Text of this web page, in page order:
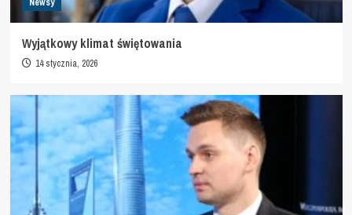
Wyjątkowy klimat świętowania
14 stycznia, 2026